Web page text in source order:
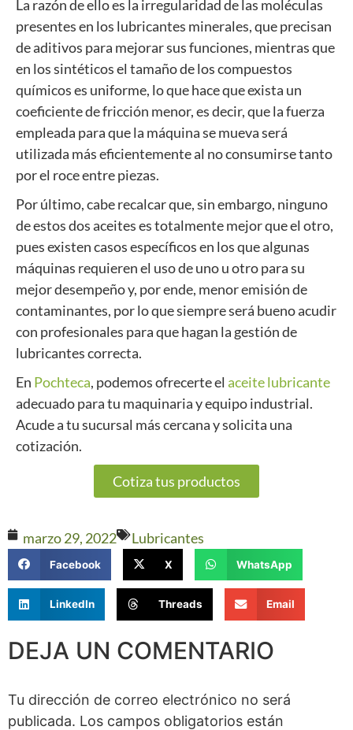
La razón de ello es la irregularidad de las moléculas
presentes en los lubricantes minerales, que precisan
de aditivos para mejorar sus funciones, mientras que
en los sintéticos el tamaño de los compuestos
químicos es uniforme, lo que hace que exista un
coeficiente de fricción menor, es decir, que la fuerza
empleada para que la máquina se mueva será
utilizada más eficientemente al no consumirse tanto
por el roce entre piezas.
Por último, cabe recalcar que, sin embargo, ninguno
de estos dos aceites es totalmente mejor que el otro,
pues existen casos específicos en los que algunas
máquinas requieren el uso de uno u otro para su
mejor desempeño y, por ende, menor emisión de
contaminantes, por lo que siempre será bueno acudir
con profesionales para que hagan la gestión de
lubricantes correcta.
En Pochteca, podemos ofrecerte el aceite lubricante
adecuado para tu maquinaria y equipo industrial.
Acude a tu sucursal más cercana y solicita una
cotización.
Cotiza tus productos
marzo 29, 2022 Lubricantes
Facebook X WhatsApp
LinkedIn Threads Email
DEJA UN COMENTARIO
Tu dirección de correo electrónico no será
publicada. Los campos obligatorios están